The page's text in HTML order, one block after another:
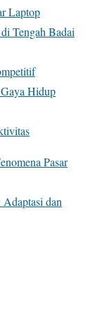
Laptop
Tengah Badai
Hidup
Pasar
dan